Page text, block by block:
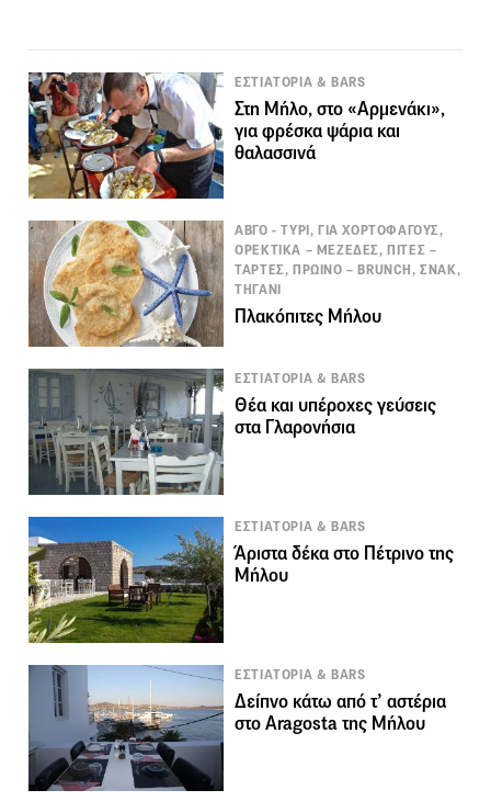
ΕΣΤΙΑΤΟΡΙΑ & BARS
Στη Μήλο, στο «Αρμενάκι»,
για φρέσκα ψάρια και
θαλασσινά
ΑΒΓΟ - ΤΥΡΙ, ΓΙΑ ΧΟΡΤΟΦΑΓΟΥΣ,
ΟΡΕΚΤΙΚΑ – ΜΕΖΕΔΕΣ, ΠΙΤΕΣ –
ΤΑΡΤΕΣ, ΠΡΩΙΝΟ – BRUNCH, ΣΝΑΚ,
ΤΗΓΑΝΙ
Πλακόπιτες Μήλου
ΕΣΤΙΑΤΟΡΙΑ & BARS
Θέα και υπέροχες γεύσεις
στα Γλαρονήσια
ΕΣΤΙΑΤΟΡΙΑ & BARS
Άριστα δέκα στο Πέτρινο της
Μήλου
ΕΣΤΙΑΤΟΡΙΑ & BARS
Δείπνο κάτω από τ’ αστέρια
στο Aragosta της Μήλου